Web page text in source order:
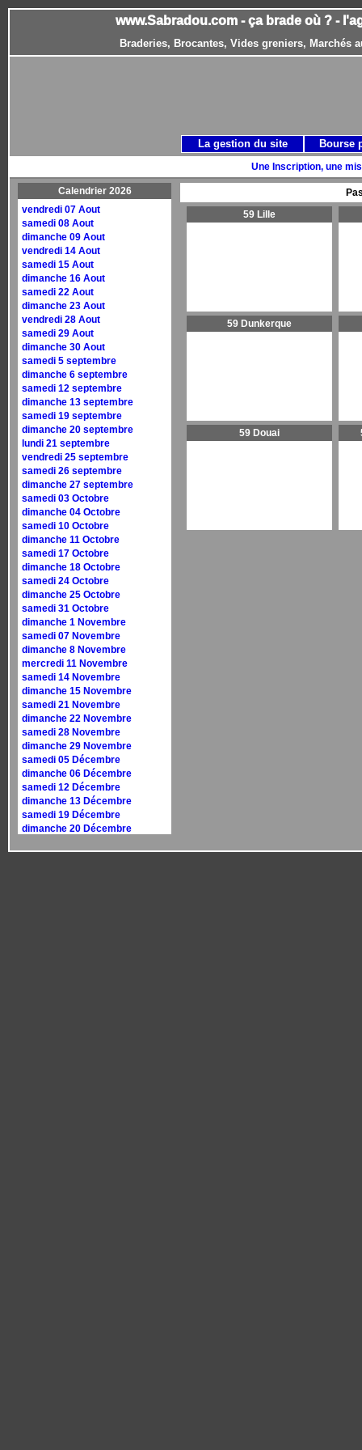
www.Sabradou.com - ça brade où ? -
Braderies, Brocantes, Vides greniers, Marchés
Une Inscription, une
Calendrier 2026
vendredi 07 Aout
samedi 08 Aout
dimanche 09 Aout
vendredi 14 Aout
samedi 15 Aout
dimanche 16 Aout
samedi 22 Aout
dimanche 23 Aout
vendredi 28 Aout
samedi 29 Aout
dimanche 30 Aout
samedi 5 septembre
dimanche 6 septembre
samedi 12 septembre
dimanche 13 septembre
samedi 19 septembre
dimanche 20 septembre
lundi 21 septembre
vendredi 25 septembre
samedi 26 septembre
dimanche 27 septembre
samedi 03 Octobre
dimanche 04 Octobre
samedi 10 Octobre
dimanche 11 Octobre
samedi 17 Octobre
dimanche 18 Octobre
samedi 24 Octobre
dimanche 25 Octobre
samedi 31 Octobre
dimanche 1 Novembre
samedi 07 Novembre
dimanche 8 Novembre
mercredi 11 Novembre
samedi 14 Novembre
dimanche 15 Novembre
samedi 21 Novembre
dimanche 22 Novembre
samedi 28 Novembre
dimanche 29 Novembre
samedi 05 Décembre
dimanche 06 Décembre
samedi 12 Décembre
dimanche 13 Décembre
samedi 19 Décembre
dimanche 20 Décembre
59 Lille
59 Dunkerque
59 Douai
La gestion du site Bourse